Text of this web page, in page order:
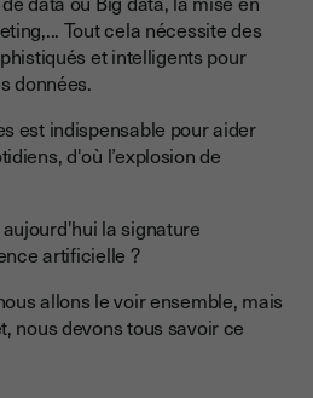
artificielle peut soutenir la signature
et l’intelligence artificielle
électronique avancée
gestion des données
Tout cela nécessite des
et intelligents pour
données.
est indispensable pour aider
d'où l’explosion de
la signature
artificielle ?
allons le voir ensemble, mais
nous devons tous savoir ce